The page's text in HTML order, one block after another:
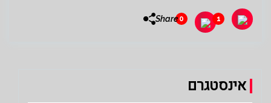
1
0
Share
אינסטגרם